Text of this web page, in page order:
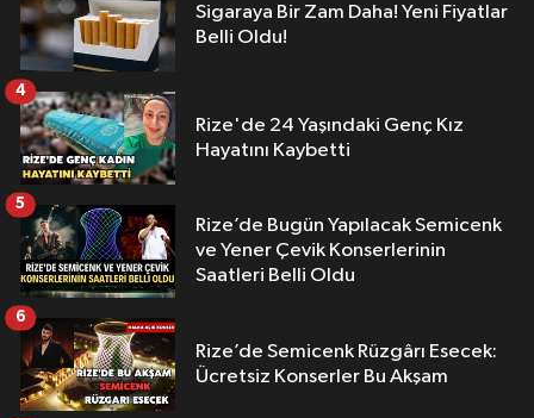
Sigaraya Bir Zam Daha! Yeni Fiyatlar
Belli Oldu!
Rize'de 24 Yaşındaki Genç Kız
Hayatını Kaybetti
4
Rize’de Bugün Yapılacak Semicenk
ve Yener Çevik Konserlerinin
Saatleri Belli Oldu
5
Rize’de Semicenk Rüzgârı Esecek:
Ücretsiz Konserler Bu Akşam
6